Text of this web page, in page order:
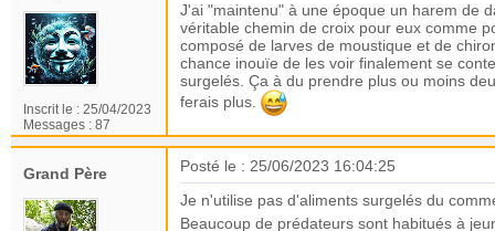
Inscrit le : 25/04/2023
Messages : 87
J'ai "maintenu" à une époque un harem de
véritable chemin de croix pour eux comme
composé de larves de moustique et de
chance inouïe de les voir finalement se
surgelés. Ça à du prendre plus ou moins
ferais plus.
Grand Père
Posté le : 25/06/2023 16:04:25
Je n'utilise pas d'aliments surgelés du
Beaucoup de prédateurs sont habitués à